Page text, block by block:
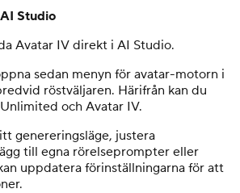
Studio
Avatar IV direkt i AI Studio.
sedan menyn för avatar-motorn i
röstväljaren. Härifrån kan du
och Avatar IV.
genereringsläge, justera
till egna rörelseprompter eller
uppdatera förinställningarna för att